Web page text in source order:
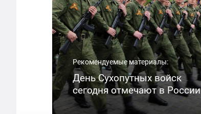
Рекомендуемые материалы:
День Сухопутных войск
сегодня отмечают в России